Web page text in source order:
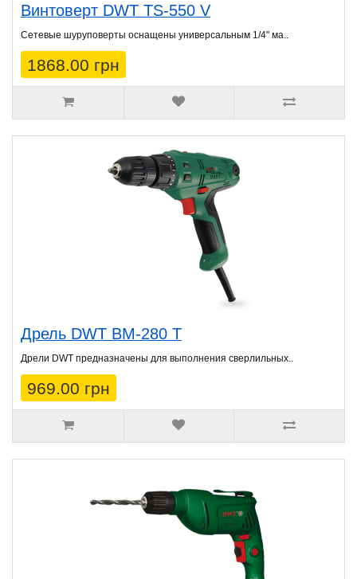
Винтоверт DWT TS-550 V
Сетевые шуруповeрты оснащены универсальным 1/4" ма..
1868.00 грн
Дрель DWT BM-280 T
Дрели DWT предназначены для выполнения сверлильных..
969.00 грн